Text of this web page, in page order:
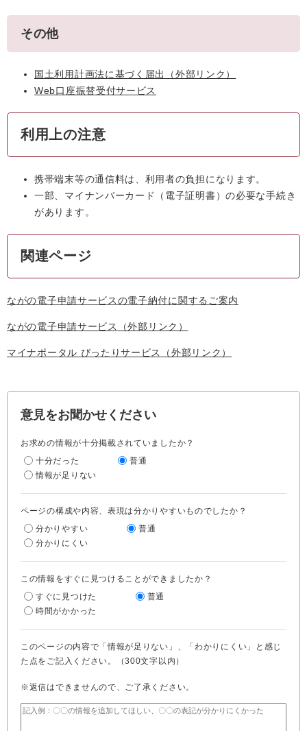
その他
国土利用計画法に基づく届出
（外部リンク）
Web口座振替受付サービス
利用上の注意
携帯端末等の通信料は、利用者の負担になります。
一部、マイナンバーカード（電子証明書）の必要な手続き
があります。
関連ページ
ながの電子申請サービスの電子納付に関するご案内
ながの電子申請サービス （外部リンク）
マイナポータル ぴったりサービス （外部リンク）
意見をお聞かせください
お求めの情報が十分掲載されていましたか？
十分だった
普通
情報が足りない
ページの構成や内容、表現は分かりやすいものでしたか？
分かりやすい
普通
分かりにくい
この情報をすぐに見つけることができましたか？
すぐに見つけた
普通
時間がかかった
このページの内容で「情報が足りない」、「わかりにくい」と感じ
た点をご記入ください。（300文字以内）
※返信はできませんので、ご了承ください。